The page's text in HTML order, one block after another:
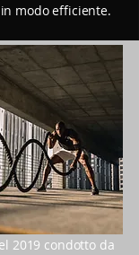
modo efficiente.
2019 condotto da